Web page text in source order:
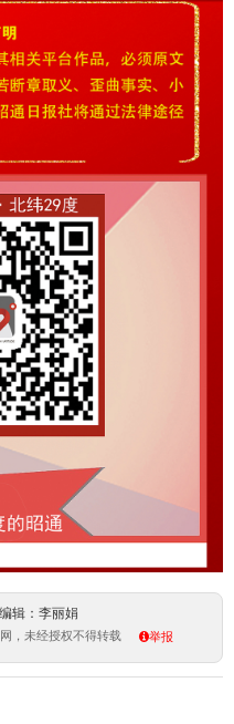
辑：李丽娟
，未经授权不得转载 举报